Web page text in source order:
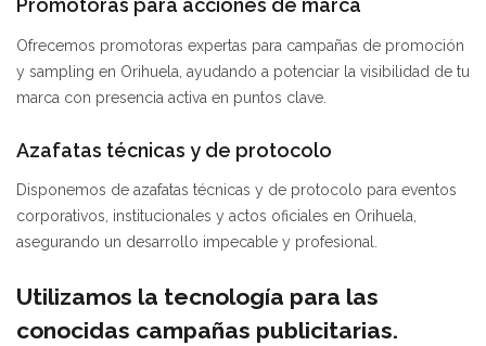
Promotoras para acciones de marca
Ofrecemos promotoras expertas para campañas de promoción
y sampling en Orihuela, ayudando a potenciar la visibilidad de tu
marca con presencia activa en puntos clave.
Azafatas técnicas y de protocolo
Disponemos de azafatas técnicas y de protocolo para eventos
corporativos, institucionales y actos oficiales en Orihuela,
asegurando un desarrollo impecable y profesional.
Utilizamos la tecnología para las
conocidas campañas publicitarias.